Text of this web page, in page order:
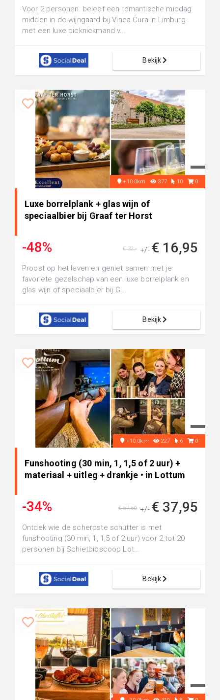
Voor 2 personen: beleef een romantische middag
midden in de wijngaard bij Vinea Cura in Limburg
met een luxe picknickmand v...
Bekijk
+10.0km 377 10 0
Luxe borrelplank + glas wijn of
speciaalbier bij Graaf ter Horst
-48% +/- € 16,95
€ 32,-
Proost op het leven en geniet samen met je
favoriete gezelschap van een luxe borrelplank en
glas wijn of speciaalbier bij G...
Bekijk
+10.0km 227 6 0
Funshooting (30 min, 1, 1,5 of 2 uur) +
materiaal + uitleg + drankje • in Lottum
-34% +/- € 37,95
€ 57,50
Ontdek wie de scherpste schutter is met
funshooting (30 min, 1, 1,5 of 2 uur) voor 2 tot 20
personen bij Schietbioscoop Lot...
Bekijk